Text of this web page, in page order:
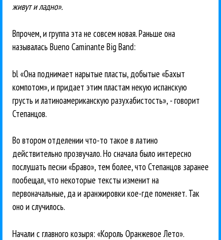
живут и ладно».
Впрочем, и группа эта не совсем новая. Раньше она
называлась Bueno Caminante Big Band:
bl «Она поднимает нарытые пласты, добытые «Бахыт
компотом», и придает этим пластам некую испанскую
грусть и латиноамериканскую разухабистость», - говорит
Степанцов.
Во втором отделении что-то такое в латино
действительно прозвучало. Но сначала было интересно
послушать песни «Браво», тем более, что Степанцов заранее
пообещал, что некоторые тексты изменит на
первоначальные, да и аранжировки кое-где поменяет. Так
оно и случилось.
Начали с главного козыря: «Король Оранжевое Лето».